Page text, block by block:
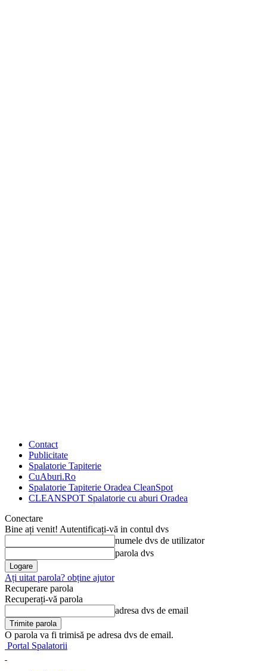
Contact
Publicitate
Spalatorie Tapiterie
CuAburi.Ro
Spalatorie Tapiterie Oradea CleanSpot
CLEANSPOT Spalatorie cu aburi Oradea
Conectare
Bine ați venit! Autentificați-vă in contul dvs
numele dvs de utilizator
parola dvs
Ați uitat parola? obține ajutor
Recuperare parola
Recuperați-vă parola
adresa dvs de email
O parola va fi trimisă pe adresa dvs de email.
Portal Spalatorii